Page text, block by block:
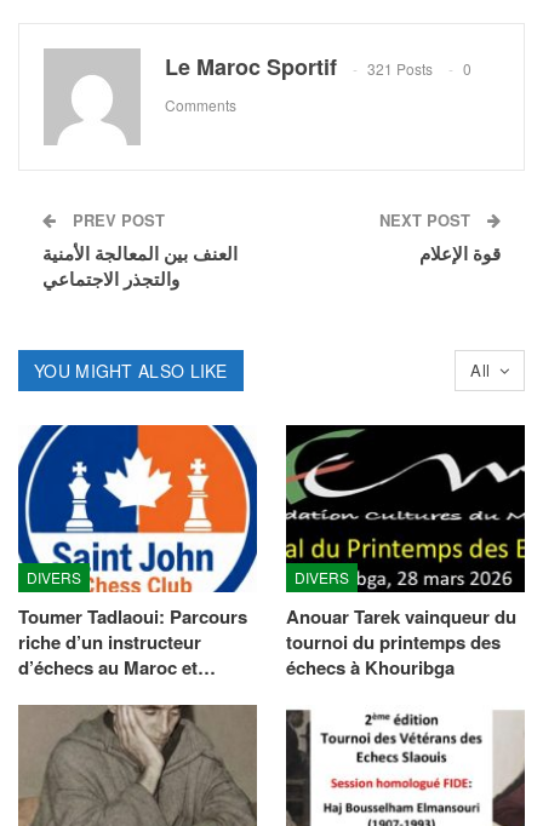
Le Maroc Sportif 321 Posts
0
Comments
PREV POST
العنف بين المعالجة الأمنية
والتجذر الاجتماعي
NEXT POST
قوة الإعلام
All
YOU MIGHT ALSO LIKE
DIVERS
Toumer Tadlaoui: Parcours
riche d’un instructeur
d’échecs au Maroc et…
DIVERS
Anouar Tarek vainqueur du
tournoi du printemps des
échecs à Khouribga